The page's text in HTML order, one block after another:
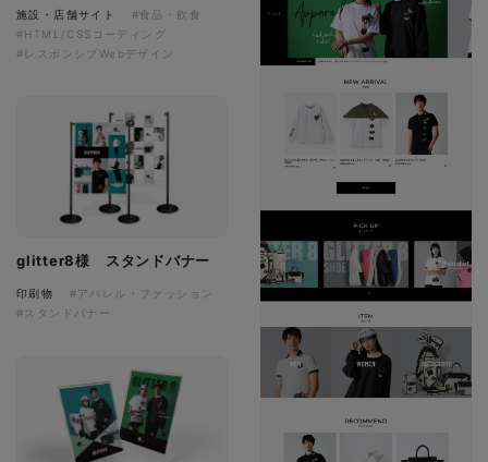
施設・店舗サイト
#食品・飲食
#HTML/CSSコーディング
#レスポンシブWebデザイン
glitter8様 スタンドバナー
印刷物
#アパレル・ファッション
#スタンドバナー